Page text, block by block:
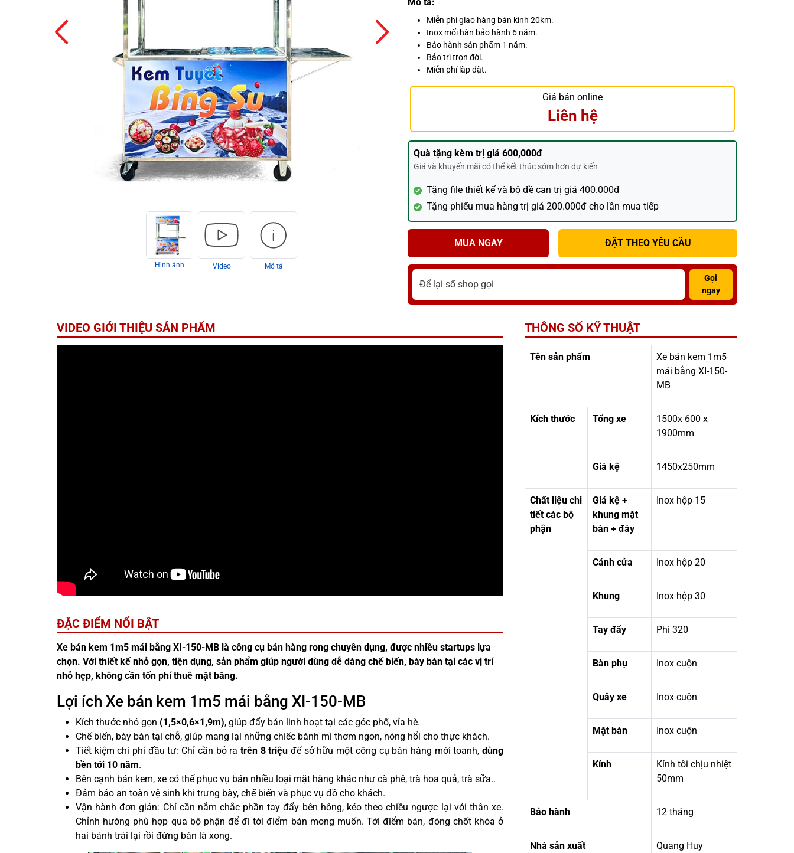
Hình ảnh Video Mô tả
Miễn phí giao hàng bán kính 20km.
Inox mối hàn bảo hành 6 năm.
Bảo hành sản phẩm 1 năm.
Bảo trì trọn đời.
Miễn phí lắp đặt.
Giá bán online
Liên hệ
Quà tặng kèm trị giá 600,000đ
Giá và khuyến mãi có thể kết thúc sớm hơn dự kiến
Tặng file thiết kế và bộ đề can trị giá 400.000đ
Tặng phiếu mua hàng trị giá 200.000đ cho lần mua tiếp
MUA NGAY ĐẶT THEO YÊU CẦU
Gọi
ngay
THÔNG SỐ KỸ THUẬT
Tên sản phẩm
Xe bán kem 1m5
mái bằng XI-150-
MB
Kích thước Tổng xe
1500x 600 x
1900mm
Giá kệ 1450x250mm
Chất liệu chi
tiết các bộ
phận
Giá kệ +
khung mặt
bàn + đáy
Inox hộp 15
Cánh cửa Inox hộp 20
Khung Inox hộp 30
Tay đẩy Phi 320
Bàn phụ Inox cuộn
Quây xe Inox cuộn
Mặt bàn Inox cuộn
Kính
Kính tôi chịu nhiệt
50mm
Bảo hành 12 tháng
Nhà sản xuất Quang Huy
VIDEO GIỚI THIỆU SẢN PHẨM
ĐẶC ĐIỂM NỔI BẬT
Xe bán kem 1m5 mái bằng XI-150-MB là công cụ bán hàng rong chuyên dụng, được nhiều startups lựa
chọn. Với thiết kế nhỏ gọn, tiện dụng, sản phẩm giúp người dùng dễ dàng chế biến, bày bán tại các vị trí
nhỏ hẹp, không cần tốn phí thuê mặt bằng.
Lợi ích Xe bán kem 1m5 mái bằng XI-150-MB
Kích thước nhỏ gọn (1,5×0,6×1,9m), giúp đẩy bán linh hoạt tại các góc phố, vỉa hè.
Chế biến, bày bán tại chỗ, giúp mang lại những chiếc bánh mì thơm ngon, nóng hổi cho thực khách.
Tiết kiệm chi phí đầu tư: Chỉ cần bỏ ra trên8 triệuđể sở hữu một công cụ bán hàng mới toanh,dùng
bền tới 10 năm.
Bên cạnh bán kem, xe có thể phục vụ bán nhiều loại mặt hàng khác như cà phê, trà hoa quả, trà sữa..
Đảm bảo an toàn vệ sinh khi trưng bày, chế biến và phục vụ đồ cho khách.
Vận hành đơn giản: Chỉ cần nắm chắc phần tay đẩy bên hông, kéo theo chiều ngược lại với thân xe.
Chỉnh hướng phù hợp qua bộ phận để đi tới điểm bán mong muốn. Tới điểm bán, đóng chốt khóa ở
hai bánh trái lại rồi đứng bán là xong.